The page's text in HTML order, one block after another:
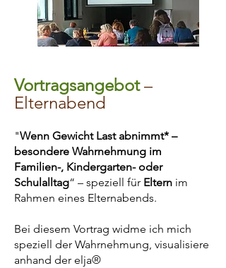
Vortragsangebot –
Elternabend
"Wenn Gewicht Last abnimmt* –
besondere Wahrnehmung im
Familien-, Kindergarten- oder
Schulalltag“ – speziell für Eltern im
Rahmen eines Elternabends.
Bei diesem Vortrag widme ich mich
speziell der Wahrnehmung, visualisiere
anhand der elja®